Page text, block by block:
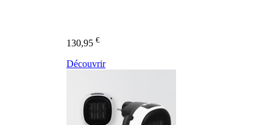
130,95 €
Découvrir